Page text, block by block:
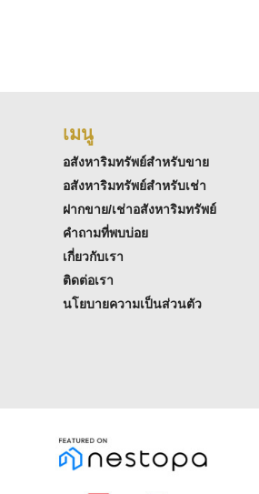
เมนู
อสังหาริมทรัพย์สำหรับขาย
อสังหาริมทรัพย์สำหรับเช่า
ฝากขาย/เช่าอสังหาริมทรัพย์
คำถามที่พบบ่อย
เกี่ยวกับเรา
ติดต่อเรา
นโยบายความเป็นส่วนตัว